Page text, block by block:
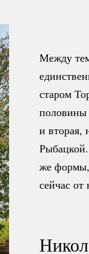
Между
старом
половины
и вторая,
же формы,
сейчас от